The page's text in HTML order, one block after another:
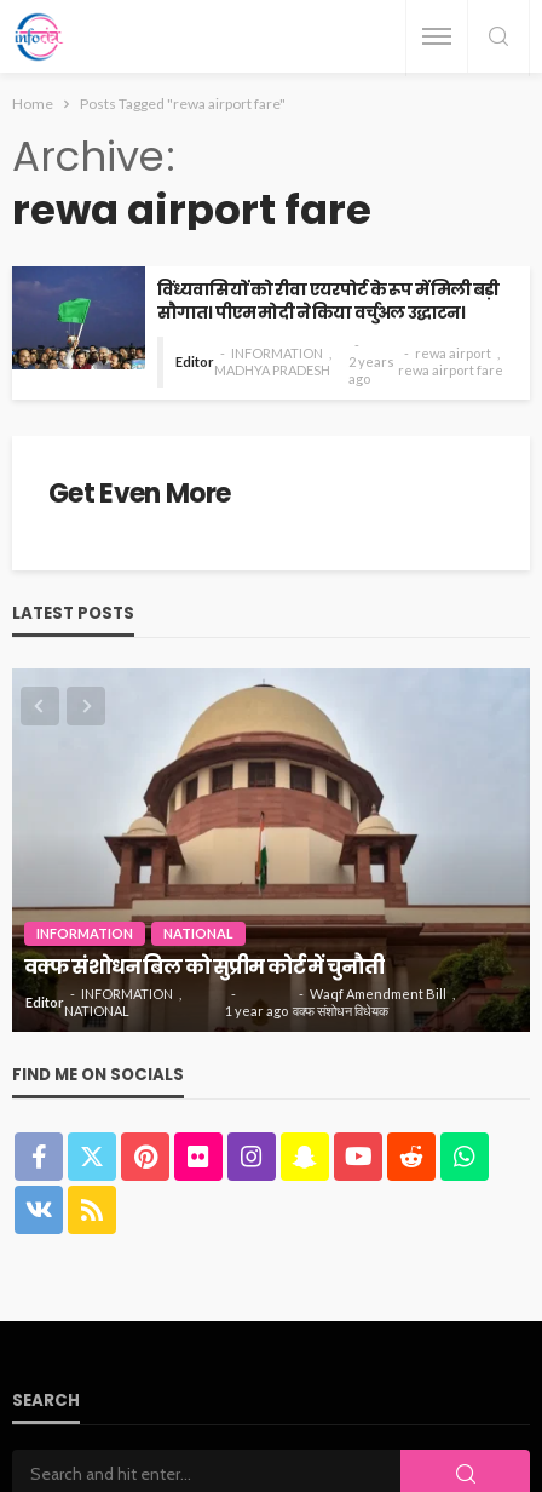
Home Posts Tagged "rewa airport fare"
Archive
rewa airport fare
विंध्यवासियों को रीवा एयरपोर्ट के रूप में मिली बड़ी
सौगात। पीएम मोदी ने किया वर्चुअल उद्धाटन।
Editor
INFORMATION
MADHYA PRADESH
2 years
ago
rewa airport
rewa airport fare
Get Even More
LATEST POSTS
INFORMATION NATIONAL
वक्फ संशोधन बिल को सुप्रीम कोर्ट में चुनौती
Editor
INFORMATION
NATIONAL
1 year ago
Waqf Amendment Bill
वक्फ संशोधन विधेयक
FIND ME ON SOCIALS
SEARCH